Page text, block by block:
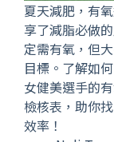
夏天減肥，有
享了減脂必做
定需有氧，但
目標。了解如
女健美選手的
檢核表，助你
效率！